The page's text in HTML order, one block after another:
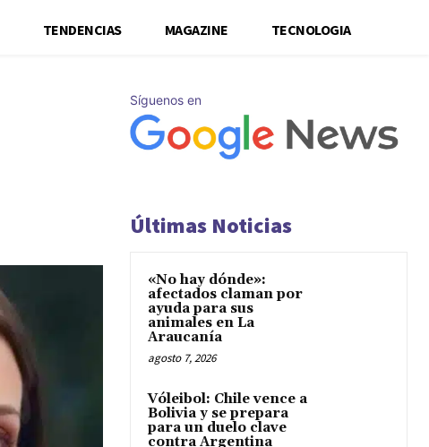
TENDENCIAS MAGAZINE TECNOLOGIA
Síguenos en
Últimas Noticias
«No hay dónde»:
afectados claman por
ayuda para sus
animales en La
Araucanía
agosto 7, 2026
Vóleibol: Chile vence a
Bolivia y se prepara
para un duelo clave
contra Argentina